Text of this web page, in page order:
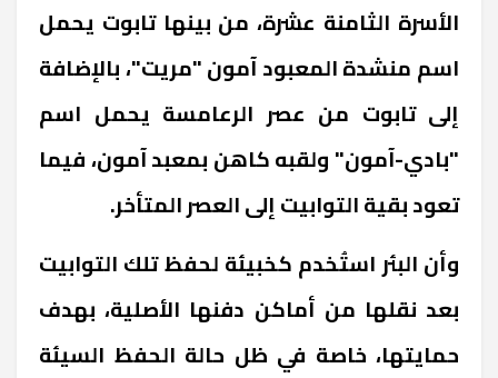
الأسرة الثامنة عشرة، من بينها تابوت يحمل
اسم منشدة المعبود آمون "مريت"، بالإضافة
إلى تابوت من عصر الرعامسة يحمل اسم
"بادي-آمون" ولقبه كاهن بمعبد آمون، فيما
تعود بقية التوابيت إلى العصر المتأخر.
وأن البئر استُخدم كخبيئة لحفظ تلك التوابيت
بعد نقلها من أماكن دفنها الأصلية، بهدف
حمايتها، خاصة في ظل حالة الحفظ السيئة